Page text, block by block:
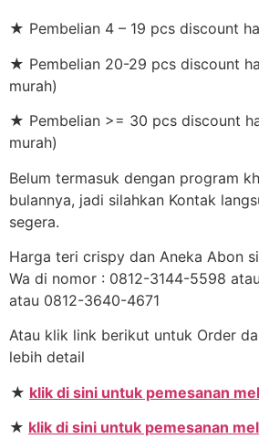
★ Pembelian 4 – 19 pcs discount
★ Pembelian 20-29 pcs discount
murah)
★ Pembelian >= 30 pcs discount
murah)
Belum termasuk dengan program
bulannya, jadi silahkan Kontak
segera.
Harga teri crispy dan Aneka Abon
Wa di nomor : 0812-3144-5598
atau 0812-3640-4671
Atau klik link berikut untuk Order
lebih detail
★ klik di sini untuk pemesanan
★ klik di sini untuk pemesanan